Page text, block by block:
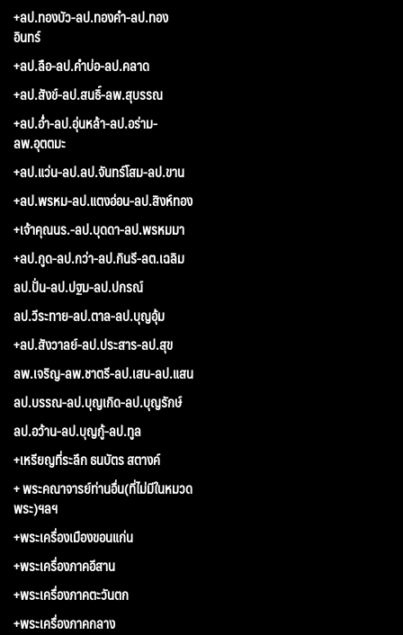
+ลป.ทองบัว-ลป.ทองคำ-ลป.ทอง
อินทร์
+ลป.ลือ-ลป.คำบ่อ-ลป.คลาด
+ลป.สังข์-ลป.สนธิ์-ลพ.สุบรรณ
+ลป.อ่ำ-ลป.อุ่นหล้า-ลป.อร่าม-
ลพ.อุตตมะ
+ลป.แว่น-ลป.ลป.จันทร์โสม-ลป.ขาน
+ลป.พรหม-ลป.แตงอ่อน-ลป.สิงห์ทอง
+เจ้าคุณนร.-ลป.บุดดา-ลป.พรหมมา
+ลป.กูด-ลป.กว่า-ลป.กินรี-ลต.เฉลิม
ลป.ปั่น-ลป.ปฐม-ลป.ปกรณ์
ลป.วีระทาย-ลป.ตาล-ลป.บุญอุ้ม
+ลป.สังวาลย์-ลป.ประสาร-ลป.สุข
ลพ.เจริญ-ลพ.ชาตรี-ลป.เสน-ลป.แสน
ลป.บรรณ-ลป.บุญเกิด-ลป.บุญรักษ์
ลป.อว้าน-ลป.บุญกู้-ลป.ทูล
+เหรียญที่ระลึก ธนบัตร สตางค์
+ พระคณาจารย์ท่านอื่น(ที่ไม่มีในหมวด
พระ)ฯลฯ
+พระเครื่องเมืองขอนแก่น
+พระเครื่องภาคอีสาน
+พระเครื่องภาคตะวันตก
+พระเครื่องภาคกลาง